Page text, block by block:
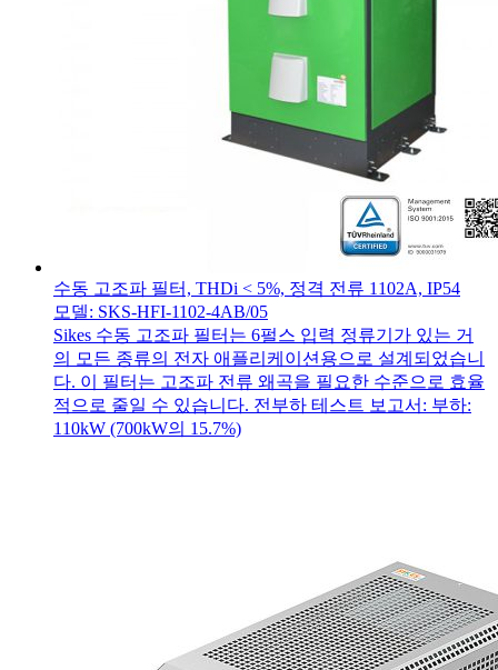
수동 고조파 필터, THDi < 5%, 정격 전류 1102A, IP54
모델: SKS-HFI-1102-4AB/05
Sikes 수동 고조파 필터는 6펄스 입력 정류기가 있는 거
의 모든 종류의 전자 애플리케이션용으로 설계되었습니
다. 이 필터는 고조파 전류 왜곡을 필요한 수준으로 효율
적으로 줄일 수 있습니다. 전부하 테스트 보고서: 부하:
110kW (700kW의 15.7%)